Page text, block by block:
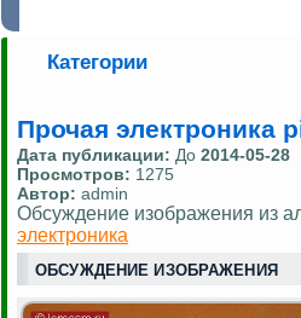
Категории
Прочая электроника
Дата публикации: До 2014-05-28
Просмотров: 1275
Автор: admin
Обсуждение изображения из
электроника
ОБСУЖДЕНИЕ ИЗОБРАЖЕНИЯ